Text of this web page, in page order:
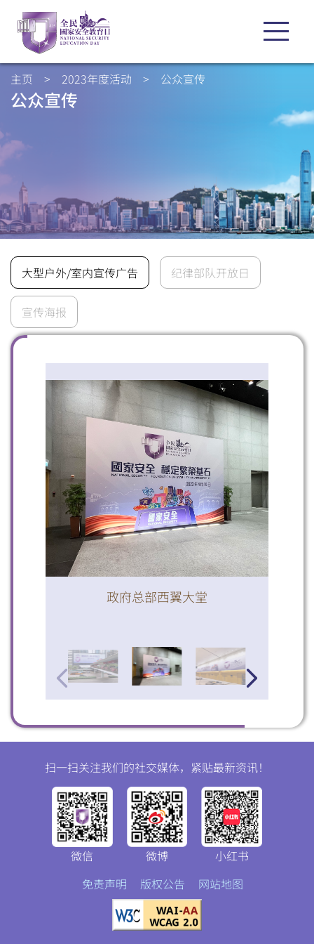
主页 > 2023年度活动 > 公众宣传
公众宣传
大型户外/室内宣传广告 纪律部队开放日
宣传海报
政府总部西翼大堂
免责声明 版权公告 网站地图
扫一扫关注我们的社交媒体，紧贴最新资讯！
微信 微博 小红书
扫一扫关注我们的社交媒体，紧贴最新资讯！
微信 微博 小红书